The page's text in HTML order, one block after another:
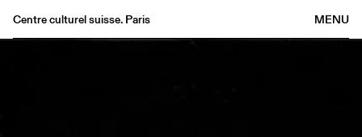
MENU
Centre culturel suisse. Paris